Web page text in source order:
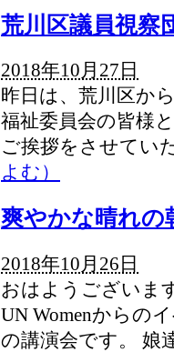
荒川区議員視
2018年10月27日
昨日は、荒川区か
福祉委員会の皆様
ご挨拶をさせて
よむ）
爽やかな晴れ
2018年10月26日
おはようござい
UN Womenからの
の講演会です。 娘